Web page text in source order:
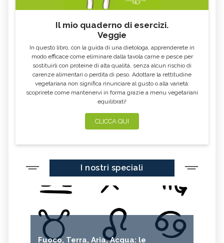
Il mio quaderno di esercizi.
Veggie
In questo libro, con la guida di una dietologa, apprenderete in
modo efficace come eliminare dalla tavola carne e pesce per
sostituirli con proteine di alta qualità, senza alcun rischio di
carenze alimentari o perdita di peso. Adottare la rettitudine
vegetariana non significa rinunciare al gusto o alla varietà:
scoprirete come mantenervi in forma grazie a menu vegetariani
equilibrati!
CLICCA QUI
I nostri speciali
Fuoco, Terra, Aria, Acqua: le